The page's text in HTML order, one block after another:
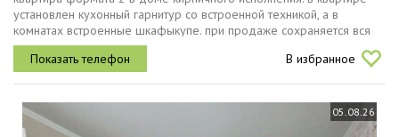
установлен кухонный гарнитур со встроенной техникой, а в
комнатах встроенные шкафыкупе. при продаже сохраняется вся
мебель. в шаговой доступности 2 корпуса школы 70 и дс 176
центр дзюдо,...
В избранное
05.08.26